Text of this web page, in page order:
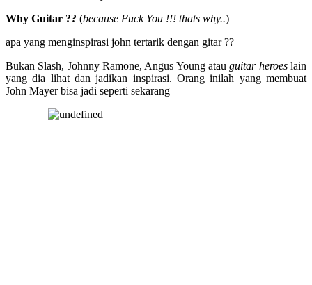
Why Guitar ?? (because Fuck You !!! thats why..)
apa yang menginspirasi john tertarik dengan gitar ??
Bukan Slash, Johnny Ramone, Angus Young atauguitar heroeslain
yang dia lihat dan jadikan inspirasi. Orang inilah yang membuat
John Mayer bisa jadi seperti sekarang